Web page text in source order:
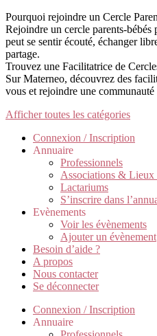
Pourquoi rejoindre un Cercle
Rejoindre un cercle parents-bébés
peut se sentir écouté, échanger
partage.
Trouvez une Facilitatrice de
Sur Materneo, découvrez des
vous et rejoindre une
Afficher toutes les catégories
Connexion / Inscription
Annuaire
Professionnels
Associations & Lieux
Lactariums
S’inscrire dans
Evènements
Voir les évènements
Ajouter un évènement
Besoin d’aide ?
A propos
Nous contacter
Se déconnecter
Connexion / Inscription
Annuaire